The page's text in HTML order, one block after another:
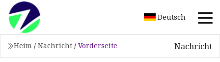
Deutsch
Heim / Nachricht / Vorderseite Nachricht